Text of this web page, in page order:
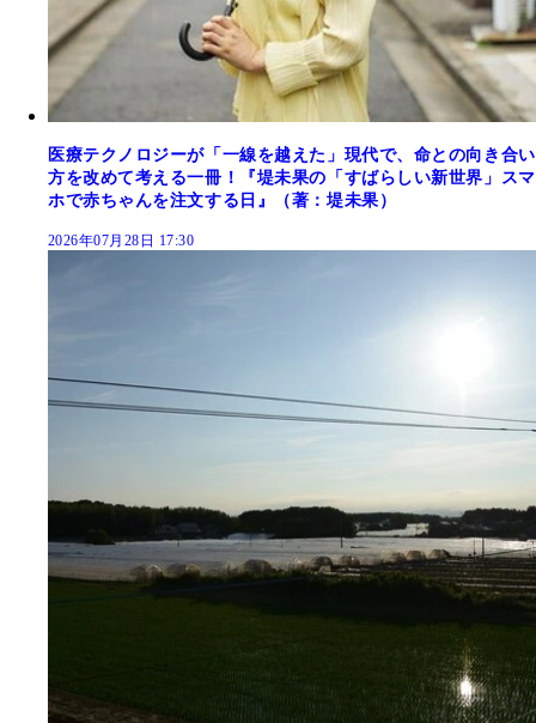
医療テクノロジーが「一線を越えた」現代で、命との向き合い
方を改めて考える一冊！『堤未果の「すばらしい新世界」スマ
ホで赤ちゃんを注文する日』（著：堤未果）
2026年07月28日 17:30